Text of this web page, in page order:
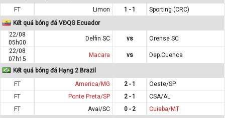
FT
Limon 1 - 1
Sporting (CRC)
Kết quả bóng đá VĐQG Ecuador
22/08
05h00
Delfin SC vs
Orense SC
22/08
07h15
Macara vs Dep.Cuenca
Kết quả bóng đá Hạng 2 Brazil
FT
America/MG 2 - 1
Oeste/SP
FT
Ponte Preta/SP 2 - 1
CSA/AL
FT
Avai/SC 0 - 2
Cuiaba/MT